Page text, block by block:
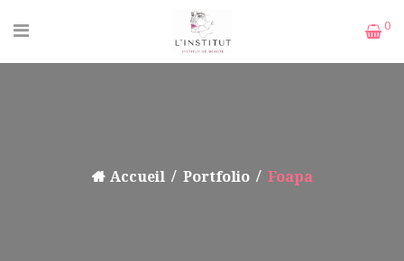
0
Accueil Portfolio Foapa